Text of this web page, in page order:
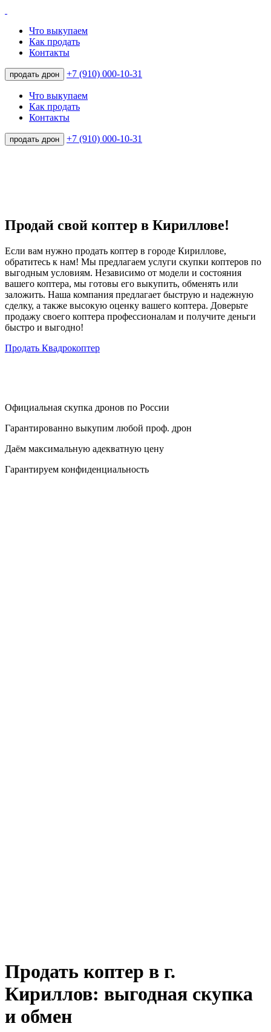
Что выкупаем
Как продать
Контакты
продать дрон +7 (910) 000-10-31
Что выкупаем
Как продать
Контакты
продать дрон +7 (910) 000-10-31
Продай свой коптер в Кириллове!
Если вам нужно продать коптер в городе Кириллове,
обратитесь к нам! Мы предлагаем услуги скупки коптеров по
выгодным условиям. Независимо от модели и состояния
вашего коптера, мы готовы его выкупить, обменять или
заложить. Наша компания предлагает быструю и надежную
сделку, а также высокую оценку вашего коптера. Доверьте
продажу своего коптера профессионалам и получите деньги
быстро и выгодно!
Продать Квадрокоптер
Официальная скупка дронов по России
Гарантированно выкупим любой проф. дрон
Даём максимальную адекватную цену
Гарантируем конфиденциальность
Продать коптер в г.
Кириллов: выгодная скупка
и обмен